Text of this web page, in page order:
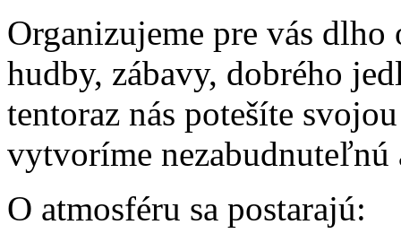
Organizujeme pre vás
hudby, zábavy, dobrého
tentoraz nás potešíte
vytvoríme nezabudnuteľnú
O atmosféru sa postarajú: